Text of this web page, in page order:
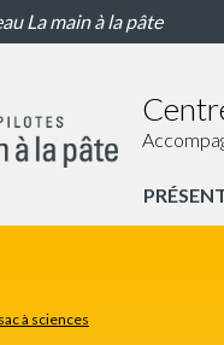
La main à la pâte
CP
à sciences